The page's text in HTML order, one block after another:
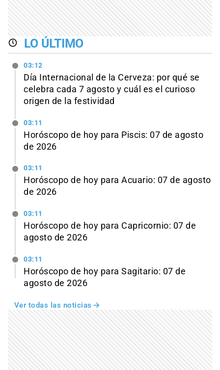
LO ÚLTIMO
03:12
Día Internacional de la Cerveza: por qué se
celebra cada 7 agosto y cuál es el curioso
origen de la festividad
03:11
Horóscopo de hoy para Piscis: 07 de agosto
de 2026
03:11
Horóscopo de hoy para Acuario: 07 de agosto
de 2026
03:11
Horóscopo de hoy para Capricornio: 07 de
agosto de 2026
03:11
Horóscopo de hoy para Sagitario: 07 de
agosto de 2026
Ver todas las noticias